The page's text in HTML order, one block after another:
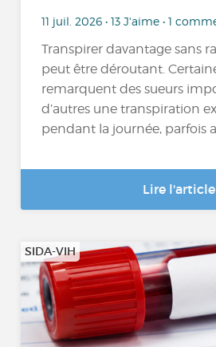
11 juil. 2026 • 13 J'aime • 1
Transpirer davantage sans
peut être déroutant.
remarquent des sueurs
d’autres une transpiration
pendant la journée, parfois
Lire l'article
SIDA-VIH